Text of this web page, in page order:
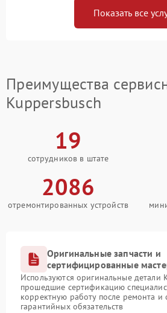
Показать все
Преимущества
Kuppersbusch
19
сотрудников в штате
2086
отремонтированных устройств
Оригинальные запчасти и
сертифицированные
Используются оригинальные детали
прошедшие сертификацию
корректную работу после ремонта и
гарантийных обязательств